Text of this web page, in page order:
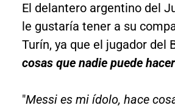
El delantero argentino del
le gustaría tener a su
Turín, ya que el jugador del
cosas que nadie puede hacer
"Messi es mi ídolo, hace